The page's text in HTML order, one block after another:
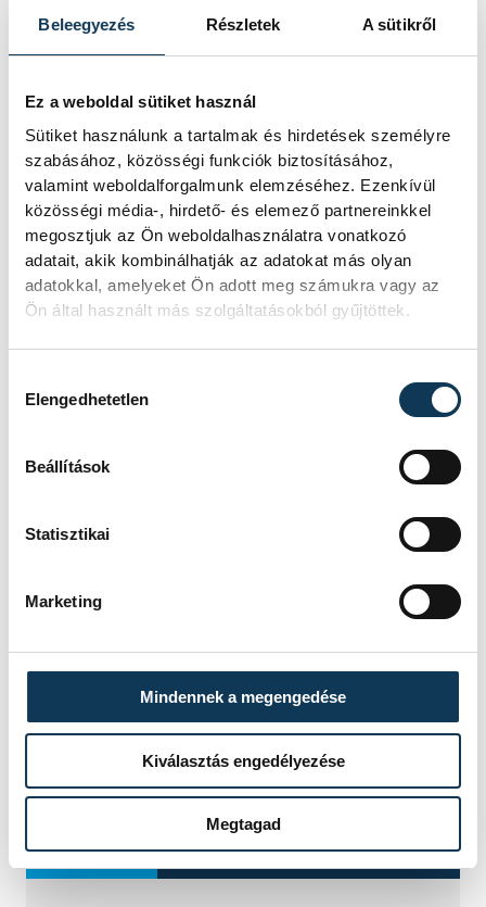
Beleegyezés Részletek A sütikről
Ez a weboldal sütiket használ
Sütiket használunk a tartalmak és hirdetések személyre
szabásához, közösségi funkciók biztosításához,
valamint weboldalforgalmunk elemzéséhez. Ezenkívül
közösségi média-, hirdető- és elemező partnereinkkel
megosztjuk az Ön weboldalhasználatra vonatkozó
adatait, akik kombinálhatják az adatokat más olyan
adatokkal, amelyeket Ön adott meg számukra vagy az
Ön által használt más szolgáltatásokból gyűjtöttek.
Elengedhetetlen
Beállítások
Statisztikai
Marketing
Mindennek a megengedése
Kiválasztás engedélyezése
Megtagad
TOVÁBBI CIKKEK